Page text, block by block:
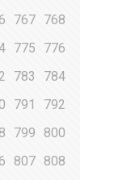
767 768
775
776
783
784
791
792
799
800
807 808